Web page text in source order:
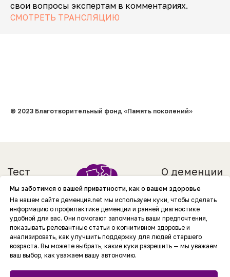
свои вопросы экспертам в комментариях.
СМОТРЕТЬ ТРАНСЛЯЦИЮ
© 2023 Благотворительный фонд «Память поколений»
Мы заботимся о вашей приватности, как о вашем здоровье
На нашем сайте деменция.net мы используем куки, чтобы сделать
информацию о профилактике деменции и ранней диагностике
удобной для вас. Они помогают запоминать ваши предпочтения,
показывать релевантные статьи о когнитивном здоровье и
анализировать, как улучшить поддержку для людей старшего
возраста. Вы можете выбрать, какие куки разрешить — мы уважаем
ваш выбор, как уважаем вашу автономию.